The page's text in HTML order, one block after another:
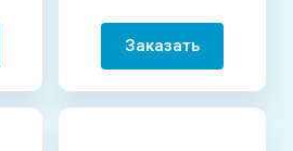
Заказать